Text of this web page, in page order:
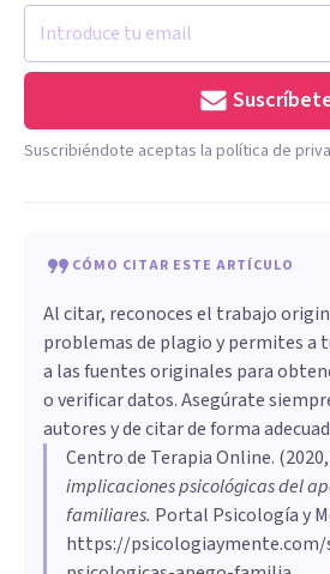
Suscribiéndote aceptas la política de
CÓMO CITAR ESTE ARTÍCULO
Al citar, reconoces el trabajo
problemas de plagio y permites a
a las fuentes originales para
o verificar datos. Asegúrate
autores y de citar de forma
Centro de Terapia Online. (
implicaciones psicológicas del
familiares. Portal Psicología y
https://